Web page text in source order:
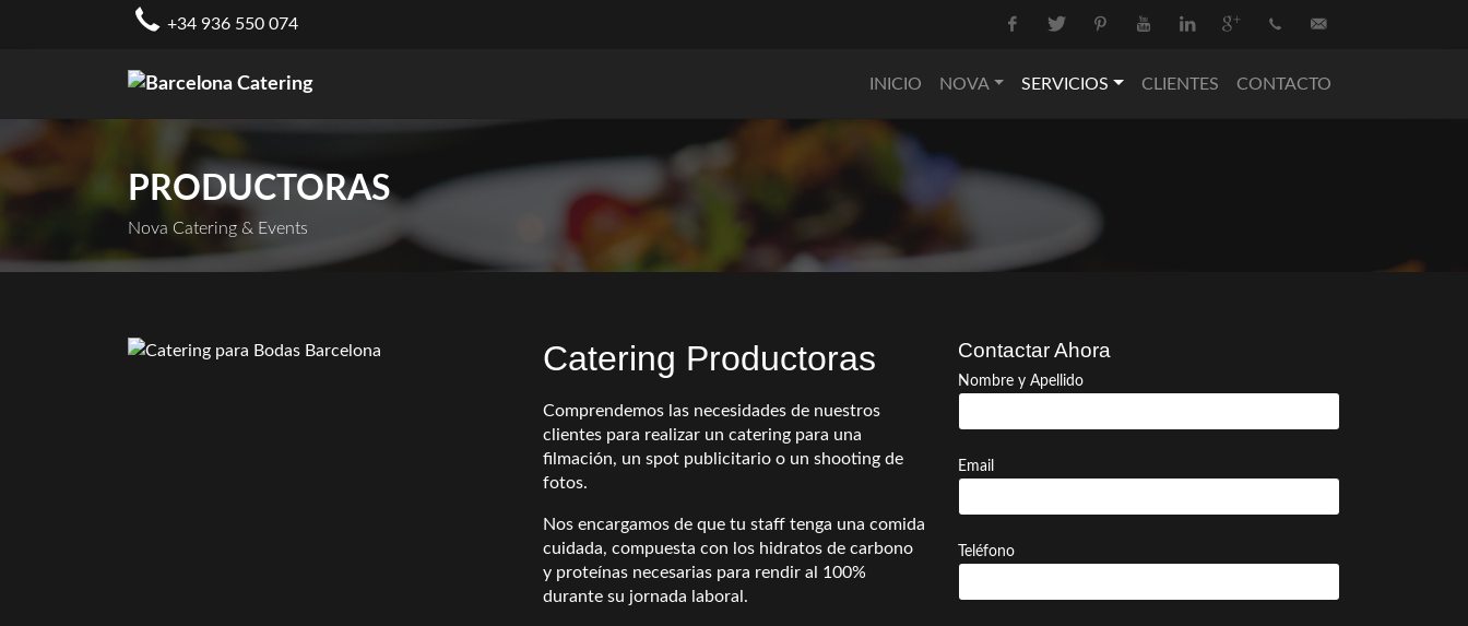
+34 936 550 074
INICIO NOVA SERVICIOS CLIENTES CONTACTO
PRODUCTORAS
Nova Catering & Events
Catering Productoras
Comprendemos las necesidades de nuestros
clientes para realizar un catering para una
filmación, un spot publicitario o un shooting de
fotos.
Nos encargamos de que tu staff tenga una comida
cuidada, compuesta con los hidratos de carbono
y proteínas necesarias para rendir al 100%
durante su jornada laboral.
Contactar Ahora
Nombre y Apellido
Email
Teléfono